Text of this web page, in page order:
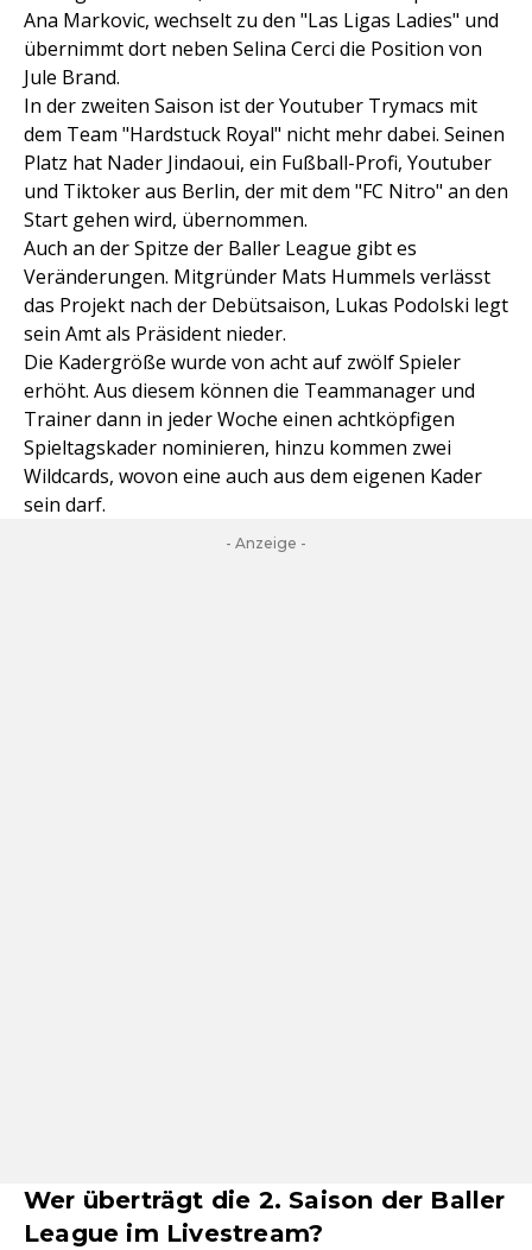
Ana Markovic, wechselt zu den "Las Ligas Ladies" und
übernimmt dort neben Selina Cerci die Position von
Jule Brand.
In der zweiten Saison ist der Youtuber Trymacs mit
dem Team "Hardstuck Royal" nicht mehr dabei. Seinen
Platz hat Nader Jindaoui, ein Fußball-Profi, Youtuber
und Tiktoker aus Berlin, der mit dem "FC Nitro" an den
Start gehen wird, übernommen.
Auch an der Spitze der Baller League gibt es
Veränderungen. Mitgründer Mats Hummels verlässt
das Projekt nach der Debütsaison, Lukas Podolski legt
sein Amt als Präsident nieder.
Die Kadergröße wurde von acht auf zwölf Spieler
erhöht. Aus diesem können die Teammanager und
Trainer dann in jeder Woche einen achtköpfigen
Spieltagskader nominieren, hinzu kommen zwei
Wildcards, wovon eine auch aus dem eigenen Kader
sein darf.
- Anzeige -
Wer überträgt die 2. Saison der Baller
League im Livestream?